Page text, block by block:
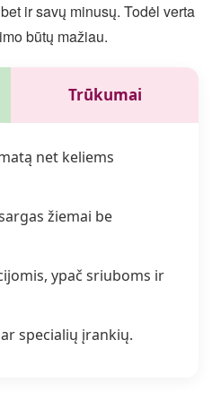
ir savų minusų. Todėl verta
būtų mažiau.
Trūkumai
net keliems
žiemai be
ypač sriuboms ir
specialių įrankių.